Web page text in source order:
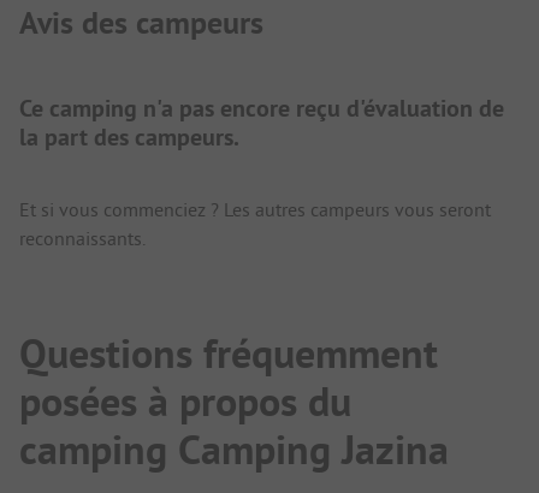
Avis des campeurs
Ce camping n'a pas encore reçu d'évaluation de
la part des campeurs.
Et si vous commenciez ? Les autres campeurs vous seront
reconnaissants.
Questions fréquemment
posées à propos du
camping Camping Jazina